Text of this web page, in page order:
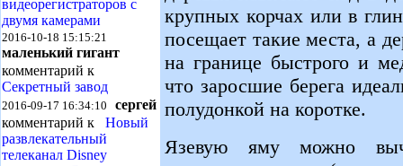
видеорегистраторов с
двумя камерами
2016-10-18 15:15:21
маленький гигант
комментарий к
Секретный завод
2016-09-17 16:34:10 сергей
комментарий к Новый
развлекательный
телеканал Disney
крупных корчах или в
посещает такие места, а
на границе быстрого и
что заросшие берега
полудонкой на коротке.
Язевую яму можно